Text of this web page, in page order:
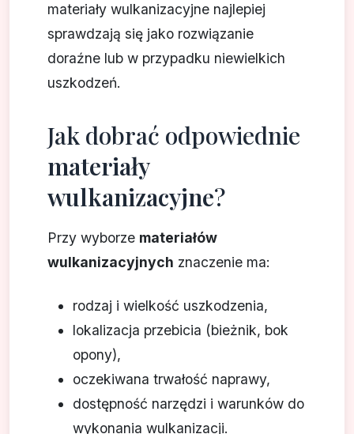
materiały wulkanizacyjne najlepiej
sprawdzają się jako rozwiązanie
doraźne lub w przypadku niewielkich
uszkodzeń.
Jak dobrać odpowiednie
materiały
wulkanizacyjne?
Przy wyborze materiałów
wulkanizacyjnych znaczenie ma:
rodzaj i wielkość uszkodzenia,
lokalizacja przebicia (bieżnik, bok
opony),
oczekiwana trwałość naprawy,
dostępność narzędzi i warunków do
wykonania wulkanizacji.